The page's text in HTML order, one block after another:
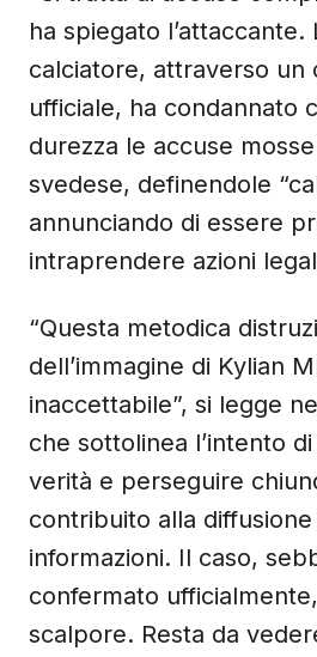
ha spiegato l’attaccante.
calciatore, attraverso un
ufficiale, ha condannato
durezza le accuse
svedese, definendole
annunciando di essere
intraprendere azioni
“Questa metodica
dell’immagine di Kylian
inaccettabile”, si legge
che sottolinea l’intento
verità e perseguire
contribuito alla
informazioni. Il caso,
confermato
scalpore. Resta da